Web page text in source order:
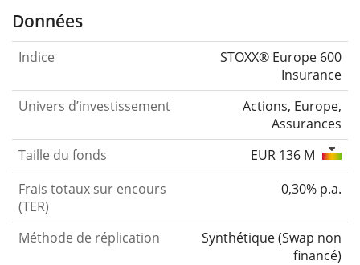
Données
Indice
STOXX® Europe 600
Insurance
Univers d’investissement
Actions, Europe,
Assurances
Taille du fonds
EUR 136 M
Frais totaux sur encours
(TER)
0,30% p.a.
Méthode de réplication Synthétique(Swap non
financé)